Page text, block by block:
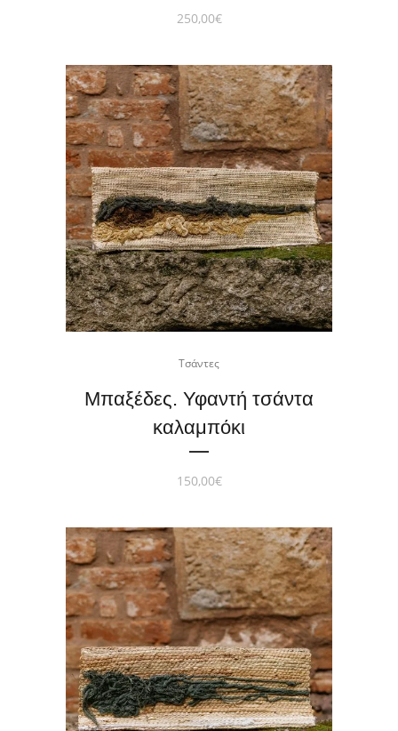
250,00€
Τσάντες
Μπαξέδες. Υφαντή τσάντα
καλαμπόκι
150,00€